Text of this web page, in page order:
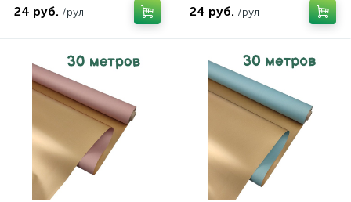
24 руб. /рул 24 руб. /рул